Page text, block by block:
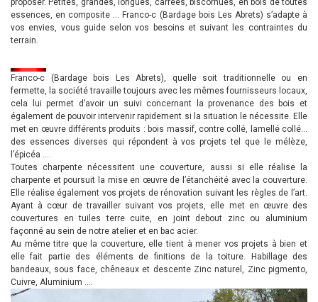
proposer. Petites, grandes, longues, carrées, biscornues, en bois de toutes
essences, en composite … Franco-c (Bardage bois Les Abrets) s’adapte à
vos envies, vous guide selon vos besoins et suivant les contraintes du
terrain.
Franco-c (Bardage bois Les Abrets), quelle soit traditionnelle ou en
fermette, la société travaille toujours avec les mêmes fournisseurs locaux,
cela lui permet d’avoir un suivi concernant la provenance des bois et
également de pouvoir intervenir rapidement si la situation le nécessite. Elle
met en œuvre différents produits : bois massif, contre collé, lamellé collé…
des essences diverses qui répondent à vos projets tel que le mélèze,
l’épicéa ….
Toutes charpente nécessitent une couverture, aussi si elle réalise la
charpente et poursuit la mise en œuvre de l’étanchéité avec la couverture.
Elle réalise également vos projets de rénovation suivant les règles de l’art.
Ayant à cœur de travailler suivant vos projets, elle met en œuvre des
couvertures en tuiles terre cuite, en joint debout zinc ou aluminium
façonné au sein de notre atelier et en bac acier.
Au même titre que la couverture, elle tient à mener vos projets à bien et
elle fait partie des éléments de finitions de la toiture. Habillage des
bandeaux, sous face, chêneaux et descente Zinc naturel, Zinc pigmento,
Cuivre, Aluminium ….